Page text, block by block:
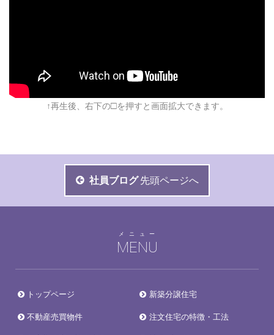
↑再生後、右下の□を押すと画面拡大できます。
社員ブログ 先頭ページへ
MENU
メニュー
トップページ 新築分譲住宅
不動産売買物件 注文住宅の特徴・工法